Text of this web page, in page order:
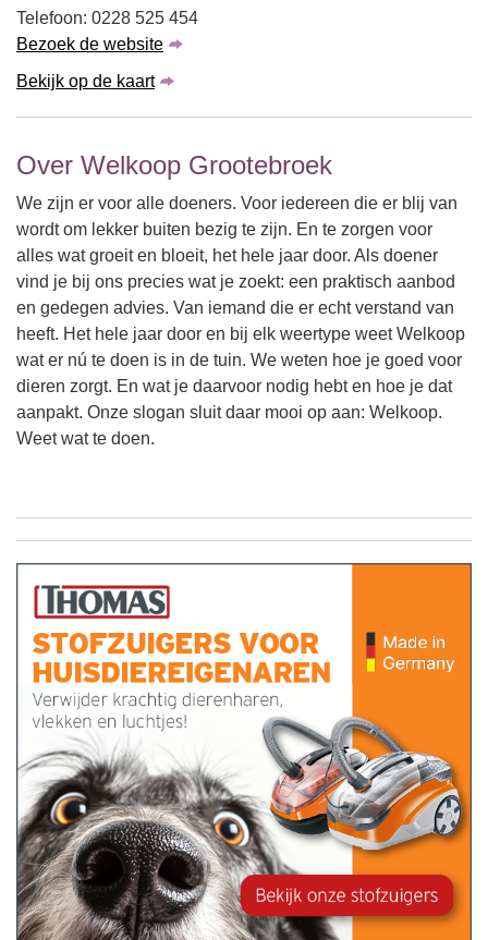
Telefoon: 0228 525 454
Bezoek de website
Bekijk op de kaart
Over Welkoop Grootebroek
We zijn er voor alle doeners. Voor iedereen die er blij van
wordt om lekker buiten bezig te zijn. En te zorgen voor
alles wat groeit en bloeit, het hele jaar door. Als doener
vind je bij ons precies wat je zoekt: een praktisch aanbod
en gedegen advies. Van iemand die er echt verstand van
heeft. Het hele jaar door en bij elk weertype weet Welkoop
wat er nú te doen is in de tuin. We weten hoe je goed voor
dieren zorgt. En wat je daarvoor nodig hebt en hoe je dat
aanpakt. Onze slogan sluit daar mooi op aan: Welkoop.
Weet wat te doen.